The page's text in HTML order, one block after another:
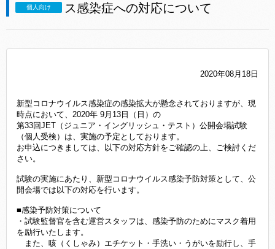
ス感染症への対応について
個人向け
2020年08月18日
新型コロナウイルス感染症の感染拡大が懸念されておりますが、現
時点において、2020年 9月13日（日）の
第33回JET（ジュニア・イングリッシュ・テスト）公開会場試験
（個人受検）は、実施の予定としております。
お申込につきましては、以下の対応方針をご確認の上、ご検討くだ
さい。
試験の実施にあたり、新型コロナウイルス感染予防対策として、公
開会場では以下の対応を行います。
■感染予防対策について
・試験監督官を含む運営スタッフは、感染予防のためにマスク着用
を励行いたします。
また、咳（くしゃみ）エチケット・手洗い・うがいを励行し、手